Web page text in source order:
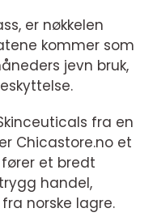
er nøkkelen
kommer som
jevn bruk,
fra en
Chicastore.no et
et bredt
handel,
norske lagre.